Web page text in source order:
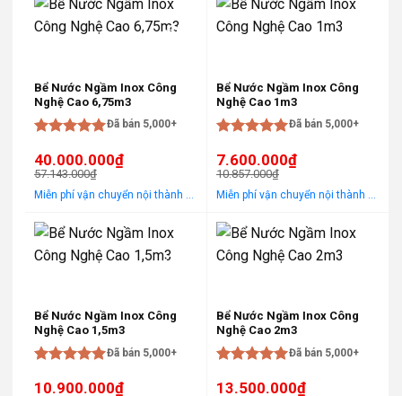
-30%
Bể Nước Ngầm Inox Công
Nghệ Cao 6,75m3
hạng55
sao
Đã bán 5,000+
57.143.000₫
Giá
gốc
57.143.000₫.
40.000.000₫
Giá
hiện
là:
40.000.000₫.
Bể Nước Ngầm Inox Công
Nghệ Cao 1m3
hạng55
sao
Đã bán 5,000+
10.857.000₫
Giá
gốc
10.857.000₫.
7.600.000₫
Giá
hiện
là:
7.600.000₫.
-30%
Bể Nước Ngầm Inox Công
Nghệ Cao 1,5m3
hạng55
Đã bán 5,000+
10.900.000₫
Bể Nước Ngầm Inox Công
Nghệ Cao 2m3
hạng55
Đã bán 5,000+
13.500.000₫